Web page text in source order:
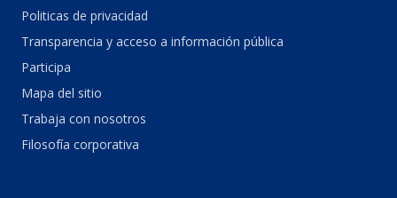
Politicas de privacidad
Transparencia y acceso a información pública
Participa
Mapa del sitio
Trabaja con nosotros
Filosofía corporativa